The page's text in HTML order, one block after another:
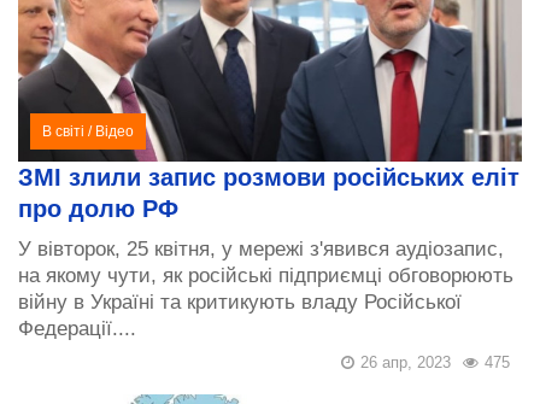
В світі / Відео
ЗМІ злили запис розмови російських еліт
про долю РФ
У вівторок, 25 квітня, у мережі з'явився аудіозапис,
на якому чути, як російські підприємці обговорюють
війну в Україні та критикують владу Російської
Федерації....
475
26 апр, 2023